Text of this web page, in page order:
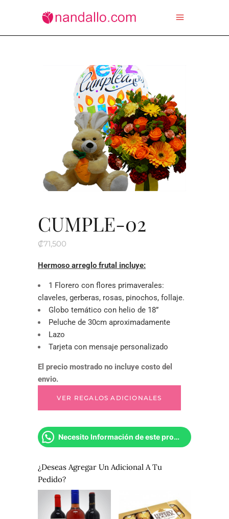
CUMPLE-02
₡71,500
Hermoso arreglo frutal incluye:
1 Florero con flores primaverales:
claveles, gerberas, rosas, pinochos, follaje.
Globo temático con helio de 18”
Peluche de 30cm aproximadamente
Lazo
Tarjeta con mensaje personalizado
El precio mostrado no incluye costo del
envio.
Necesito Información de este producto
¿Deseas Agregar Un Adicional A Tu
Pedido?